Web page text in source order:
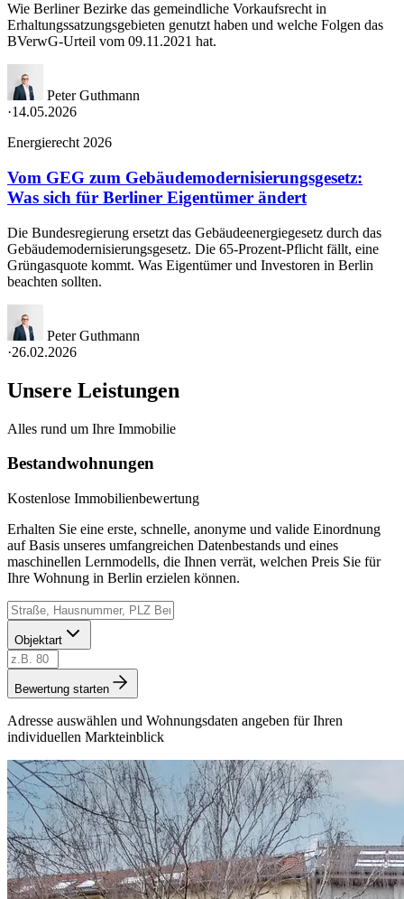
Wie Berliner Bezirke das gemeindliche Vorkaufsrecht in
Erhaltungssatzungsgebieten genutzt haben und welche Folgen das
BVerwG-Urteil vom 09.11.2021 hat.
Peter Guthmann
·14.05.2026
Energierecht 2026
Vom GEG zum Gebäudemodernisierungsgesetz:
Was sich für Berliner Eigentümer ändert
Die Bundesregierung ersetzt das Gebäudeenergiegesetz durch das
Gebäudemodernisierungsgesetz. Die 65-Prozent-Pflicht fällt, eine
Grüngasquote kommt. Was Eigentümer und Investoren in Berlin
beachten sollten.
Peter Guthmann
·26.02.2026
Unsere Leistungen
Alles rund um Ihre Immobilie
Bestandwohnungen
Kostenlose Immobilienbewertung
Erhalten Sie eine erste, schnelle, anonyme und valide Einordnung
auf Basis unseres umfangreichen Datenbestands und eines
maschinellen Lernmodells, die Ihnen verrät, welchen Preis Sie für
Ihre Wohnung in Berlin erzielen können.
Objektart
Bewertung starten
Adresse auswählen und Wohnungsdaten angeben für Ihren
individuellen Markteinblick